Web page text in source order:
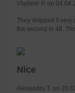
Vladimir P. on
They shipped it very
the second in 48.
Nice
Alexandru T. on